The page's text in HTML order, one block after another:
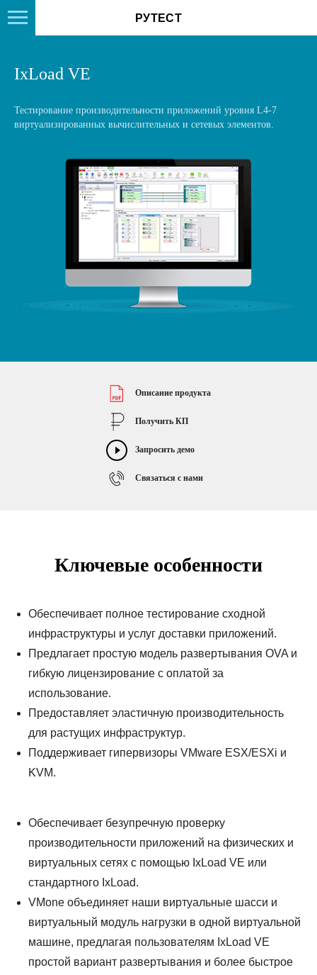
РУТЕСТ
IxLoad VE
Тестирование производительности приложений уровня L4-7
виртуализированных вычислительных и сетевых элементов.
Описание продукта
Получить КП
Запросить демо
Связаться с нами
Ключевые особенности
Обеспечивает полное тестирование сходной
инфраструктуры и услуг доставки приложений.
Предлагает простую модель развертывания OVA и
гибкую лицензирование с оплатой за
использование.
Предоставляет эластичную производительность
для растущих инфраструктур.
Поддерживает гипервизоры VMware ESX/ESXi и
KVM.
Обеспечивает безупречную проверку
производительности приложений на физических и
виртуальных сетях с помощью IxLoad VE или
стандартного IxLoad.
VMone объединяет наши виртуальные шасси и
виртуальный модуль нагрузки в одной виртуальной
машине, предлагая пользователям IxLoad VE
простой вариант развертывания и более быстрое